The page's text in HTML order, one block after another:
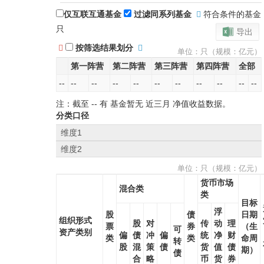
仅互联互通基金 过滤同系列基金
符合条件的基金
只
导出
按筛选结果划分
单位：只（规模：亿元）
第一阵营 第二阵营 第三阵营 第四阵营
全部
--
-- -- -- -- -- -- -- -- -- --
注：截至 -- 有 基金暂无 近三月 净值收益数据。
分类口径
维度1
维度2
单位：只（规模：亿元）
组织形式
资产类别
股
票
类
混合类
债
券
类
货币市场
类
目标
日期
（生
命周
期）
偏
股
股
债
混
合
对
冲
策
略
偏
债
可
转
债
传
统
货
币
浮
动
净
值
货
理
财
债
券